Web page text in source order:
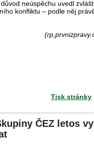
neúspěchu uvedl
konfliktu – podle něj
Tisk stránky
ČEZ letos